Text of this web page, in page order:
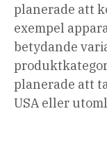
planerade att
exempel
betydande
planerade att
USA eller